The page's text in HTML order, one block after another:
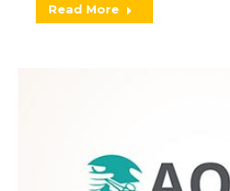
Read More